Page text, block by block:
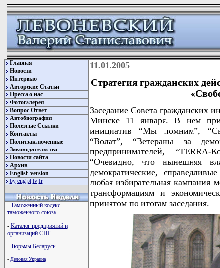
Главная
Новости
Интервью
Авторские Статьи
Пресса о нас
Фотогалерея
Вопрос-Ответ
Автобиография
Полезные Ссылки
Контакты
Политзаключенные
Законодательство
Новости сайта
Архив
English version
by eng pl lv fr
- Таможенный кодекс
таможенного союза
- Каталог предприятий и
организаций СНГ
- Тюрьмы Беларуси
- Деловая Украина
11.01.2005
Стратегия гражданских
Заседание Совета гражданских
Минске 11 января. В нем
инициатив “Мы помним”,
“Волат”, “Ветераны за
предпринимателей, “TERRA-
“Очевидно, что нынешняя
демократические,
любая избирательная кампания
трансформациям и
принятом по итогам заседания.